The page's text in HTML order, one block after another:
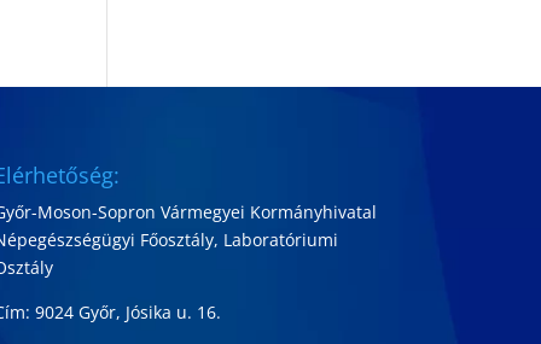
Moson-Sopron Vármegyei Kormányhivatal
Főosztály, Laboratóriumi
9024 Győr, Jósika u. 16.